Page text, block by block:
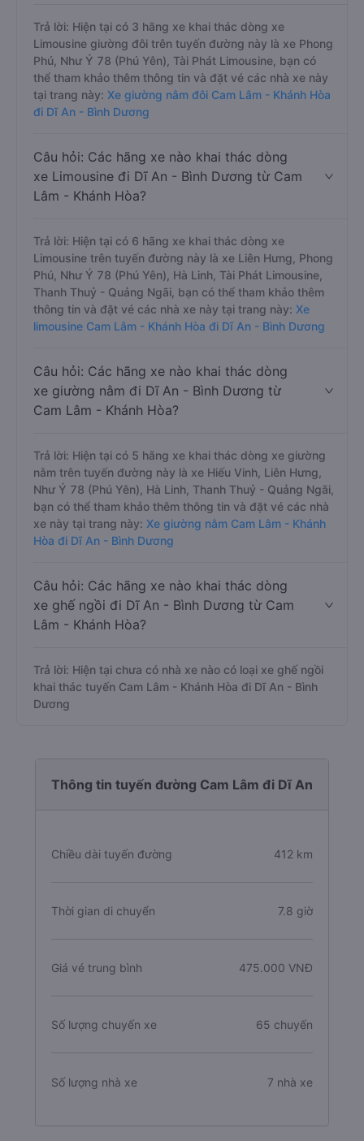
Trả lời: Hiện tại có 3 hãng xe khai thác dòng xe
Limousine giường đôi trên tuyến đường này là xe Phong
Phú, Như Ý 78 (Phú Yên), Tài Phát Limousine, bạn có
thể tham khảo thêm thông tin và đặt vé các nhà xe này
tại trang này: Xe giường nằm đôi Cam Lâm - Khánh Hòa
đi Dĩ An - Bình Dương
Câu hỏi: Các hãng xe nào khai thác dòng
xe Limousine đi Dĩ An - Bình Dương từ Cam
Lâm - Khánh Hòa?
Trả lời: Hiện tại có 6 hãng xe khai thác dòng xe
Limousine trên tuyến đường này là xe Liên Hưng, Phong
Phú, Như Ý 78 (Phú Yên), Hà Linh, Tài Phát Limousine,
Thanh Thuỷ - Quảng Ngãi, bạn có thể tham khảo thêm
thông tin và đặt vé các nhà xe này tại trang này: Xe
limousine Cam Lâm - Khánh Hòa đi Dĩ An - Bình Dương
Câu hỏi: Các hãng xe nào khai thác dòng
xe giường nằm đi Dĩ An - Bình Dương từ
Cam Lâm - Khánh Hòa?
Trả lời: Hiện tại có 5 hãng xe khai thác dòng xe giường
nằm trên tuyến đường này là xe Hiếu Vinh, Liên Hưng,
Như Ý 78 (Phú Yên), Hà Linh, Thanh Thuỷ - Quảng Ngãi,
bạn có thể tham khảo thêm thông tin và đặt vé các nhà
xe này tại trang này: Xe giường nằm Cam Lâm - Khánh
Hòa đi Dĩ An - Bình Dương
Câu hỏi: Các hãng xe nào khai thác dòng
xe ghế ngồi đi Dĩ An - Bình Dương từ Cam
Lâm - Khánh Hòa?
Trả lời: Hiện tại chưa có nhà xe nào có loại xe ghế ngồi
khai thác tuyến Cam Lâm - Khánh Hòa đi Dĩ An - Bình
Dương
Thông tin tuyến đường Cam Lâm đi Dĩ An
Chiều dài tuyến đường 412 km
Thời gian di chuyển 7.8 giờ
Giá vé trung bình 475.000 VNĐ
Số lượng chuyến xe 65 chuyến
Số lượng nhà xe 7 nhà xe